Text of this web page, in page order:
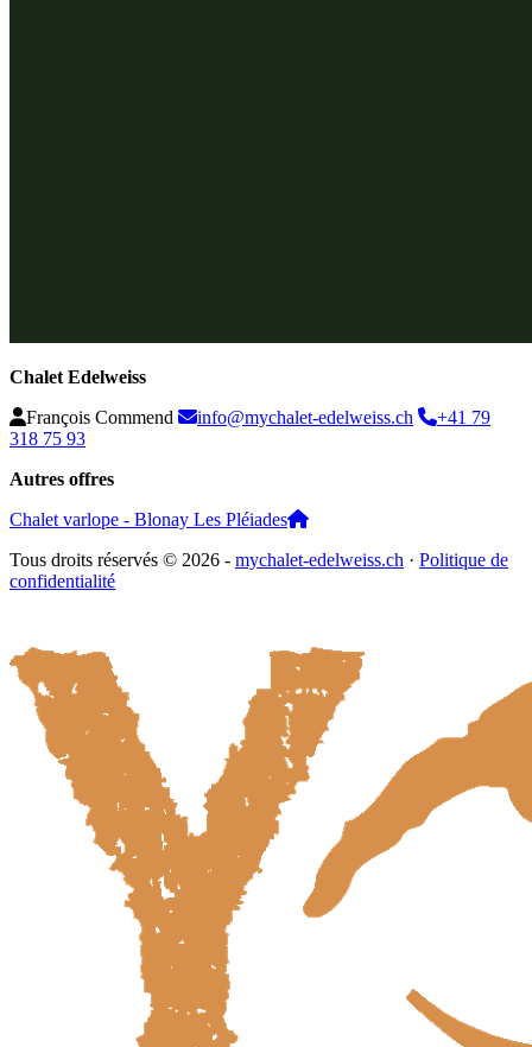
Chalet Edelweiss
François Commend
info@mychalet-edelweiss.ch
+41 79
318 75 93
Autres offres
Chalet varlope - Blonay Les Pléiades
Tous droits réservés © 2026 - mychalet-edelweiss.ch · Politique de
confidentialité